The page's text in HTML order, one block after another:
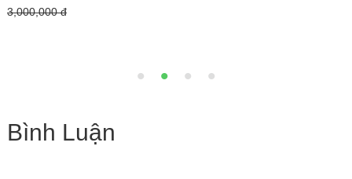
Giá bán:Liên hệ
Bình Luận